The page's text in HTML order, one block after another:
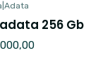
|Adata
256 Gb